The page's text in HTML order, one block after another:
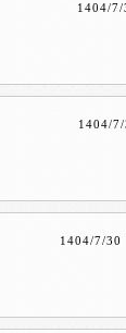
1404/7/
1404/7/
1404/7/30